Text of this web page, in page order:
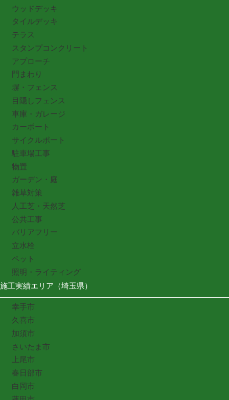
ウッドデッキ
タイルデッキ
テラス
スタンプコンクリート
アプローチ
門まわり
塀・フェンス
目隠しフェンス
車庫・ガレージ
カーポート
サイクルポート
駐車場工事
物置
ガーデン・庭
雑草対策
人工芝・天然芝
公共工事
バリアフリー
立水栓
ペット
照明・ライティング
施工実績エリア（埼玉県）
幸手市
久喜市
加須市
さいたま市
上尾市
春日部市
白岡市